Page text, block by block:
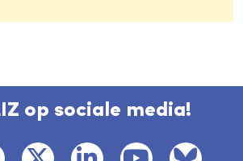
op sociale media!